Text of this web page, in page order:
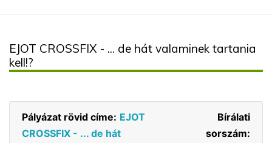
EJOT CROSSFIX - ... de hát valaminek tartania
kell!?
Pályázat rövid címe: EJOT
CROSSFIX - ... de hát
Bírálati
sorszám: